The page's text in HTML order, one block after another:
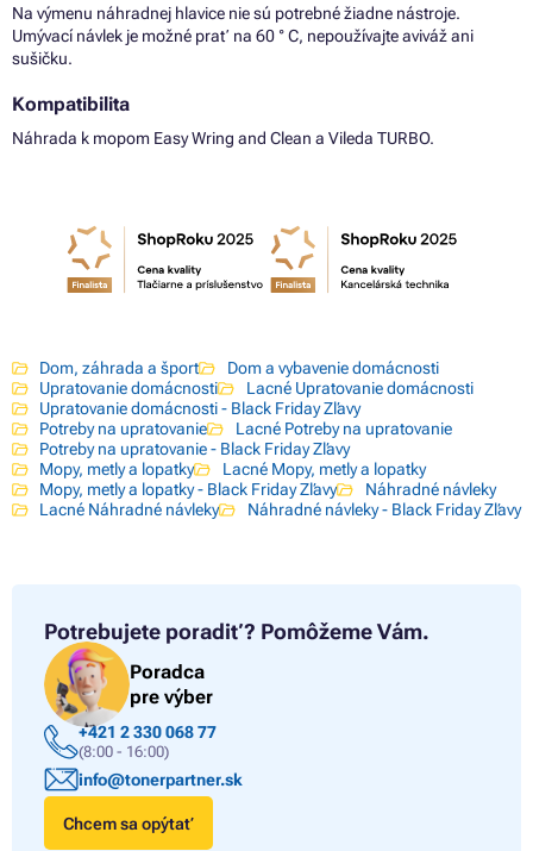
Na výmenu náhradnej hlavice nie sú potrebné žiadne nástroje.
Umývací návlek je možné prať na 60 ° C, nepoužívajte aviváž ani
sušičku.
Kompatibilita
Náhrada k mopom Easy Wring and Clean a Vileda TURBO.
Dom, záhrada a šport
Dom a vybavenie domácnosti
Upratovanie domácnosti
Lacné Upratovanie domácnosti
Upratovanie domácnosti - Black Friday Zľavy
Potreby na upratovanie
Lacné Potreby na upratovanie
Potreby na upratovanie - Black Friday Zľavy
Mopy, metly a lopatky
Lacné Mopy, metly a lopatky
Mopy, metly a lopatky - Black Friday Zľavy
Náhradné návleky
Lacné Náhradné návleky
Náhradné návleky - Black Friday Zľavy
Potrebujete poradiť? Pomôžeme Vám.
Poradca
pre výber
+421 2 330 068 77
(8:00 - 16:00)
info@tonerpartner.sk
Chcem sa opýtať